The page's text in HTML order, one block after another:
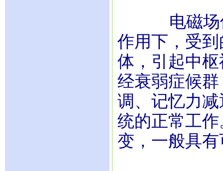
电磁场伤
作用下，受
体，引起中
经衰弱症候
调、记忆力
统的正常工
变，一般具